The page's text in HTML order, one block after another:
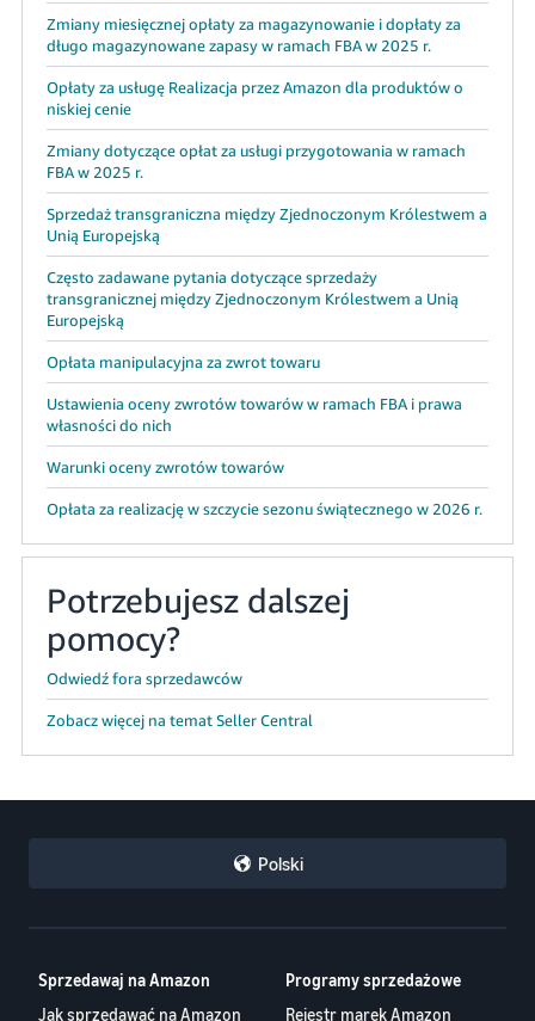
Zmiany miesięcznej opłaty za magazynowanie i dopłaty za
długo magazynowane zapasy w ramach FBA w 2025 r.
Opłaty za usługę Realizacja przez Amazon dla produktów o
niskiej cenie
Zmiany dotyczące opłat za usługi przygotowania w ramach
FBA w 2025 r.
Sprzedaż transgraniczna między Zjednoczonym Królestwem a
Unią Europejską
Często zadawane pytania dotyczące sprzedaży
transgranicznej między Zjednoczonym Królestwem a Unią
Europejską
Opłata manipulacyjna za zwrot towaru
Ustawienia oceny zwrotów towarów w ramach FBA i prawa
własności do nich
Warunki oceny zwrotów towarów
Opłata za realizację w szczycie sezonu świątecznego w 2026 r.
Potrzebujesz dalszej
pomocy?
Odwiedź fora sprzedawców
Zobacz więcej na temat Seller Central
Polski
Sprzedawaj na Amazon
Jak sprzedawać na Amazon
Programy sprzedażowe
Rejestr marek Amazon